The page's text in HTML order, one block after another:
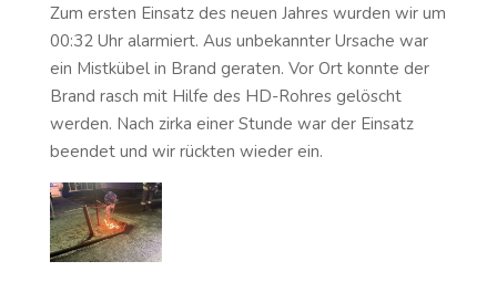
Zum ersten Einsatz des neuen Jahres wurden wir um
00:32 Uhr alarmiert. Aus unbekannter Ursache war
ein Mistkübel in Brand geraten. Vor Ort konnte der
Brand rasch mit Hilfe des HD-Rohres gelöscht
werden. Nach zirka einer Stunde war der Einsatz
beendet und wir rückten wieder ein.